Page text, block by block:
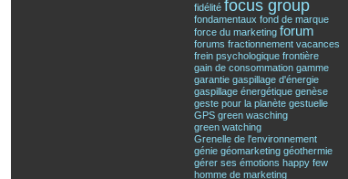
fidélité focus group
fondamentaux fond de marque
force du marketing forum
forums fractionnement vacances
frein psychologique frontière
gain de consommation gamme
garantie gaspillage d'énergie
gaspillage énergétique genèse
geste pour la planète gestuelle
GPS green wasching
green watching
Grenelle de l'environnement
génie géomarketing géothermie
gérer ses émotions happy few
homme de marketing